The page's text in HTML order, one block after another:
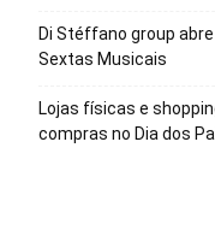
Di Stéffano group
Sextas Musicais
Lojas físicas e
compras no Dia dos